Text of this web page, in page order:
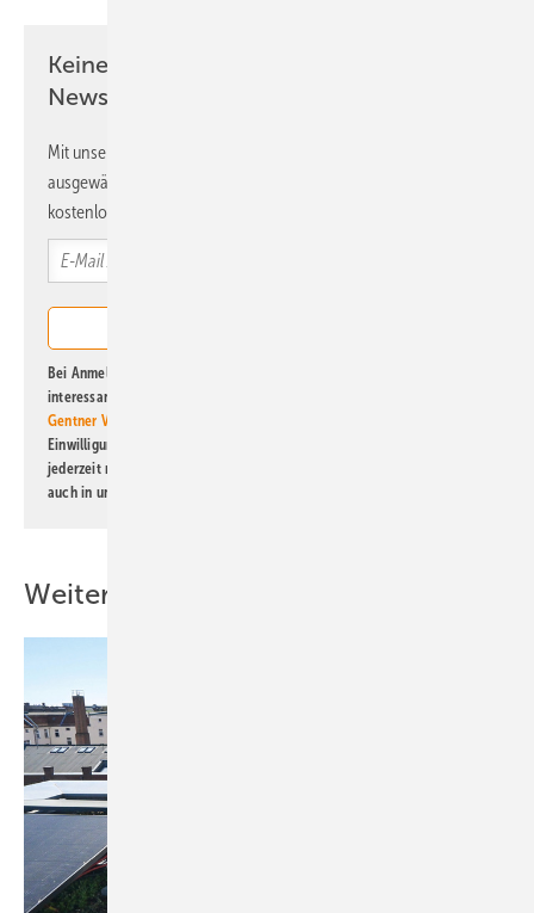
Keine Zeit? Kein Problem mit dem ERE
Newsletter!
Mit unserem Newsletter erhalten Sie regelmäßig von uns
ausgewählte Informationen und Neuigkeiten, gebündelt und
kostenlos direkt ins Postfach.
Bei Anmeldung zu diesem Newsletter bin ich damit einverstanden, über
interessante Verlags- und Online-Angebote
Gentner Verlag GmbH & Co. KG
Einwilligung kann ich jederzeit widerrufen und eine Abmeldung ist
jederzeit möglich. Informationen zum Umgang mit Daten finden Sie
auch in unserer
Weitere Inhalte